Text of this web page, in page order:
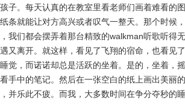
。每天认真的在教室里看老师们画着难看的
条就能让对方高兴或者叹气一整天。那个时候
我们都会摆弄着那台精致的walkman听歌听得
又离开。就这样，看见了飞翔的宿命，也看见了
，而诺诺却总是活跃的坐着。是的，坐着，
手中的笔记。然后在一张空白的纸上画出美丽
并乐此不疲。而我，大多数时间在争分夺秒的